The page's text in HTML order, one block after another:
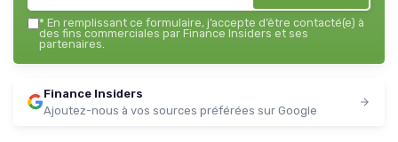
* En remplissant ce formulaire, j’accepte d’être contacté(e) à
des fins commerciales par Finance Insiders et ses
partenaires.
Finance Insiders
Ajoutez-nous à vos sources préférées sur Google